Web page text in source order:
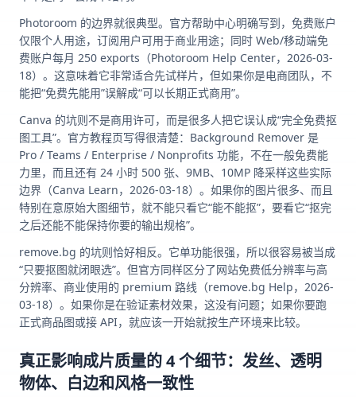
Photoroom 的边界就很典型。官方帮助中心明确写到，免费账户
仅限个人用途，订阅用户可用于商业用途；同时 Web/移动端免
费账户每月 250 exports（Photoroom Help Center，2026-03-
18）。这意味着它非常适合先试样片，但如果你是电商团队，不
能把“免费先能用”误解成“可以长期正式商用”。
Canva 的坑则不是商用许可，而是很多人把它误认成“完全免费抠
图工具”。官方教程页写得很清楚：Background Remover 是
Pro / Teams / Enterprise / Nonprofits 功能，不在一般免费能
力里，而且还有 24 小时 500 张、9MB、10MP 降采样这些实际
边界（Canva Learn，2026-03-18）。如果你的图片很多、而且
特别在意原始大图细节，就不能只看它“能不能抠”，要看它“抠完
之后还能不能保持你要的输出规格”。
remove.bg 的坑则恰好相反。它单功能很强，所以很容易被当成
“只要抠图就闭眼选”。但官方同样区分了网站免费低分辨率与高
分辨率、商业使用的 premium 路线（remove.bg Help，2026-
03-18）。如果你是在验证素材效果，这没有问题；如果你要跑
正式商品图或接 API，就应该一开始就按生产环境来比较。
真正影响成片质量的 4 个细节：发丝、透明
物体、白边和风格一致性